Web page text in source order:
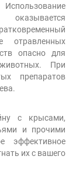
отравленных
опасно для
При
препаратов
с крысами,
и прочими
эффективное
их с вашего